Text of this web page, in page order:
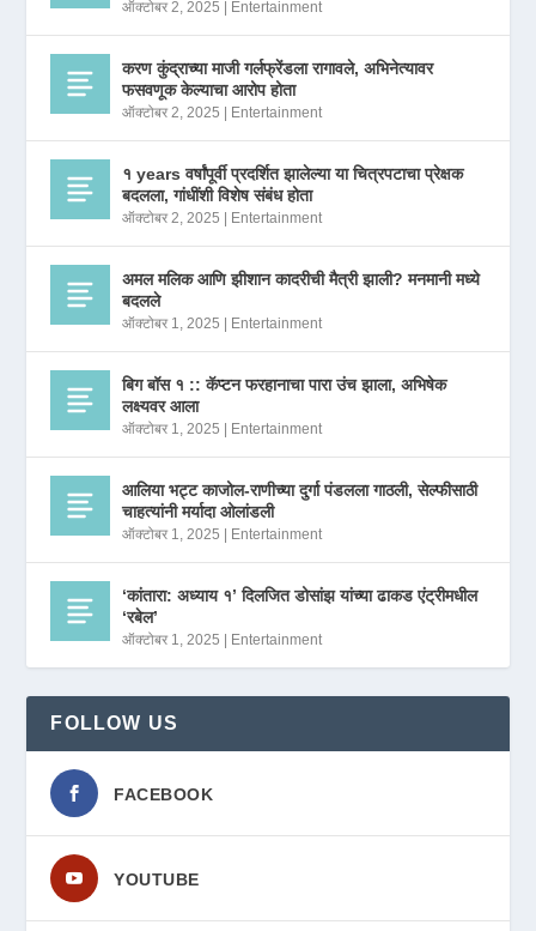
ऑक्टोबर 2, 2025 | Entertainment
करण कुंद्राच्या माजी गर्लफ्रेंडला रागावले, अभिनेत्यावर
फसवणूक केल्याचा आरोप होता
ऑक्टोबर 2, 2025 | Entertainment
१ years वर्षांपूर्वी प्रदर्शित झालेल्या या चित्रपटाचा प्रेक्षक
बदलला, गांधींशी विशेष संबंध होता
ऑक्टोबर 2, 2025 | Entertainment
अमल मलिक आणि झीशान कादरीची मैत्री झाली? मनमानी मध्ये
बदलले
ऑक्टोबर 1, 2025 | Entertainment
बिग बॉस १ :: कॅप्टन फरहानाचा पारा उंच झाला, अभिषेक
लक्ष्यवर आला
ऑक्टोबर 1, 2025 | Entertainment
आलिया भट्ट काजोल-राणीच्या दुर्गा पंडलला गाठली, सेल्फीसाठी
चाहत्यांनी मर्यादा ओलांडली
ऑक्टोबर 1, 2025 | Entertainment
‘कांतारा: अध्याय १’ दिलजित डोसांझ यांच्या ढाकड एंट्रीमधील
‘रबेल’
ऑक्टोबर 1, 2025 | Entertainment
FOLLOW US
FACEBOOK
YOUTUBE